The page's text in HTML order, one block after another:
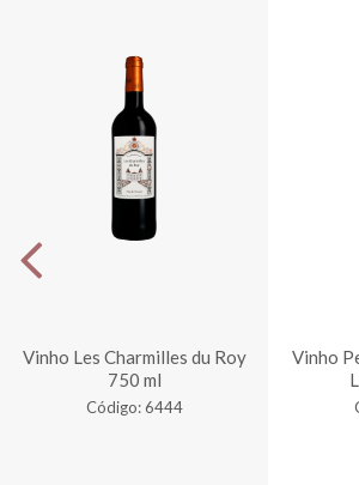
Vinho Les Charmilles du Roy
750 ml
Código: 6444
Vinho